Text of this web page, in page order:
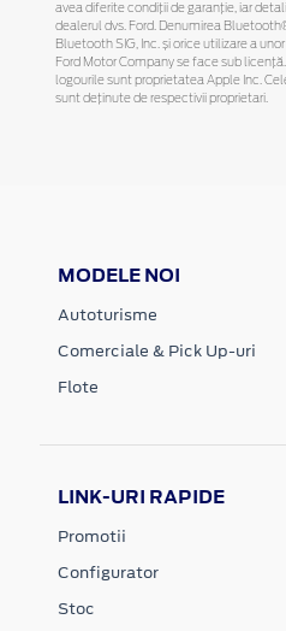
avea diferite condiții de garanție, iar
dealerul dvs. Ford. Denumirea
Bluetooth SIG, Inc. și orice utilizare a
Ford Motor Company se face sub
logourile sunt proprietatea Apple Inc.
sunt deținute de respectivii proprietari.
MODELE NOI
Autoturisme
Comerciale & Pick Up-uri
Flote
LINK-URI RAPIDE
Promotii
Configurator
Stoc